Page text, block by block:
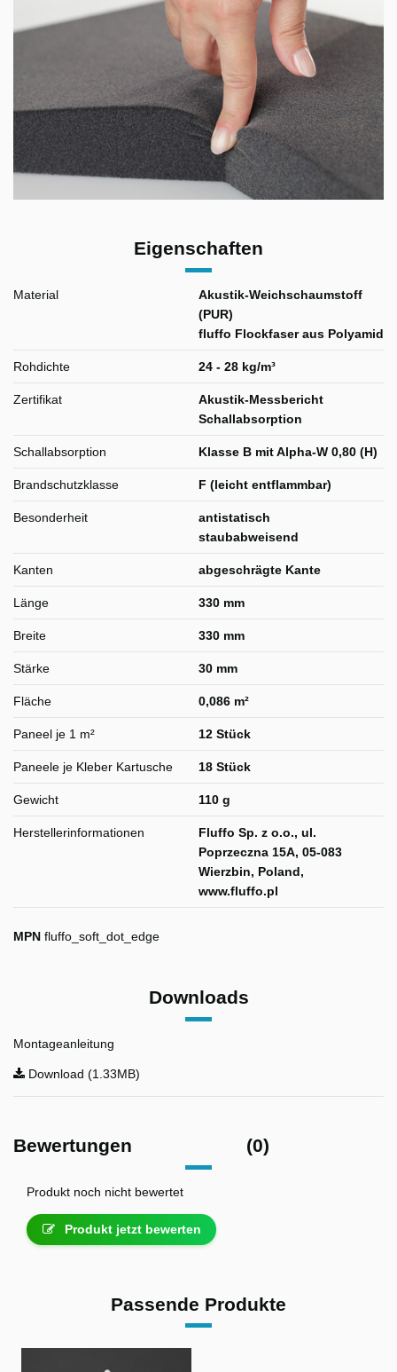
Eigenschaften
Material
Akustik-Weichschaumstoff
(PUR)
fluffo Flockfaser aus Polyamid
Rohdichte 24 - 28 kg/m³
Zertifikat
Akustik-Messbericht
Schallabsorption
Schallabsorption Klasse B mit Alpha-W 0,80 (H)
Brandschutzklasse F (leicht entflammbar)
Besonderheit
antistatisch
staubabweisend
Kanten abgeschrägte Kante
Länge 330 mm
Breite 330 mm
Stärke 30 mm
Fläche 0,086 m²
Paneel je 1 m² 12 Stück
Paneele je Kleber Kartusche 18 Stück
Gewicht 110 g
Herstellerinformationen
Fluffo Sp. z o.o., ul.
Poprzeczna 15A, 05-083
Wierzbin, Poland,
www.fluffo.pl
MPN fluffo_soft_dot_edge
Downloads
Montageanleitung
Download (1.33MB)
Bewertungen (0)
Produkt noch nicht bewertet
Produkt jetzt bewerten
Passende Produkte